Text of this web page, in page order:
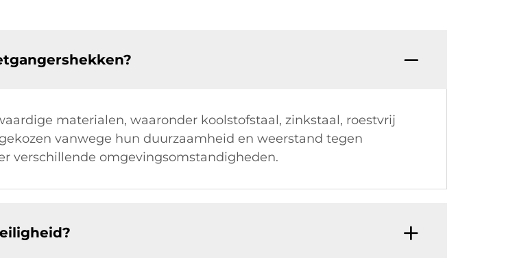
materialen, waaronder koolstofstaal, zinkstaal, roestvrij
vanwege hun duurzaamheid en weerstand tegen
verschillende omgevingsomstandigheden.